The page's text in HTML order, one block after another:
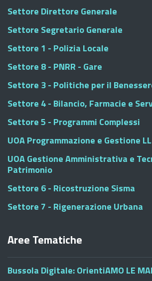
Settore Direttore Generale
Settore Segretario Generale
Settore 1 - Polizia Locale
Settore 8 - PNRR - Gare
Settore 3 - Politiche per il
Settore 4 - Bilancio, Farmacie e
Settore 5 - Programmi Complessi
UOA Programmazione e Gestione
UOA Gestione Amministrativa e
Patrimonio
Settore 6 - Ricostruzione Sisma
Settore 7 - Rigenerazione Urbana
Aree Tematiche
Bussola Digitale: OrientiAMO LE